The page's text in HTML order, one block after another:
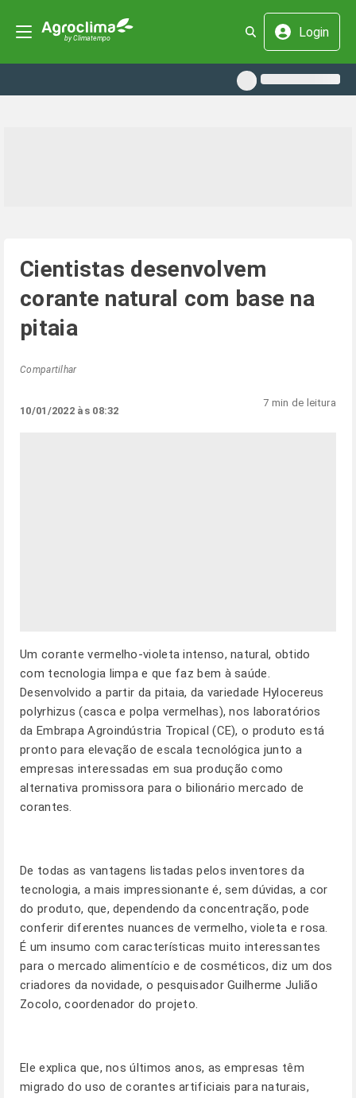
Login
Cientistas desenvolvem
corante natural com base na
pitaia
Compartilhar
10/01/2022 às 08:32
7 min de leitura
Um corante vermelho-violeta intenso, natural, obtido
com tecnologia limpa e que faz bem à saúde.
Desenvolvido a partir da pitaia, da variedade Hylocereus
polyrhizus (casca e polpa vermelhas), nos laboratórios
da Embrapa Agroindústria Tropical (CE), o produto está
pronto para elevação de escala tecnológica junto a
empresas interessadas em sua produção como
alternativa promissora para o bilionário mercado de
corantes.
De todas as vantagens listadas pelos inventores da
tecnologia, a mais impressionante é, sem dúvidas, a cor
do produto, que, dependendo da concentração, pode
conferir diferentes nuances de vermelho, violeta e rosa.
É um insumo com características muito interessantes
para o mercado alimentício e de cosméticos, diz um dos
criadores da novidade, o pesquisador Guilherme Julião
Zocolo, coordenador do projeto.
Ele explica que, nos últimos anos, as empresas têm
migrado do uso de corantes artificiais para naturais,